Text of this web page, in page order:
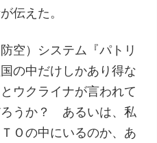
伝えた。
空）システム『パトリ
の中だけしかあり得な
ウクライナが言われて
うか？ あるいは、私
Ｏの中にいるのか、あ